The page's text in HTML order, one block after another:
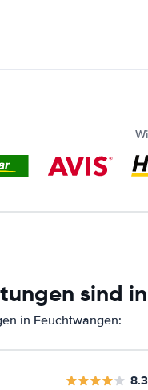
sind
in Feuchtwangen:
8.3